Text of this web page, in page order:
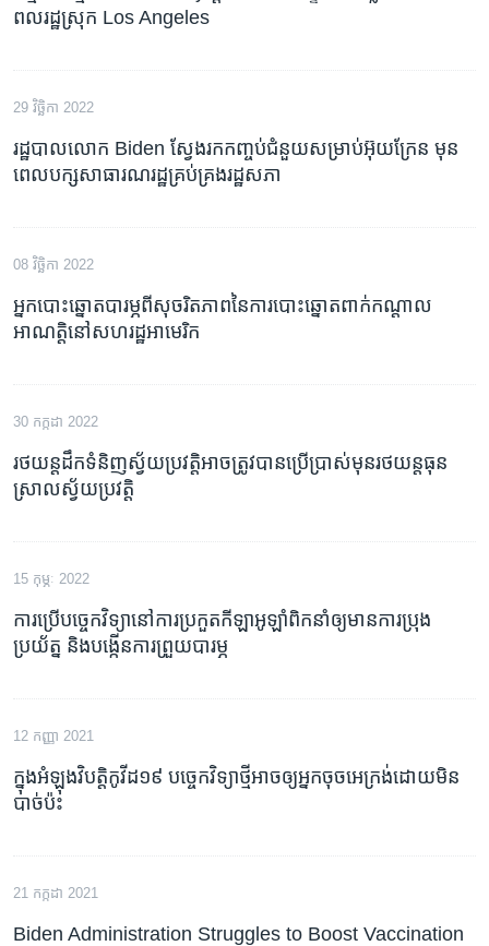
ពលរដ្ឋ​ស្រុក Los Angeles
29 វិច្ឆិកា 2022
រដ្ឋបាល​លោក Biden ស្វែង​រក​កញ្ចប់​ជំនួយ​សម្រាប់​អ៊ុយក្រែន​ មុន​
ពេល​បក្ស​សាធារណរដ្ឋ​គ្រប់គ្រងរដ្ឋ​សភា
08 វិច្ឆិកា 2022
អ្នក​បោះឆ្នោត​បារម្ភ​ពី​សុចរិតភាព​នៃ​ការ​បោះឆ្នោត​ពាក់កណ្តាល​
អាណត្តិ​នៅ​សហរដ្ឋ​អាមេរិក
30 កក្កដា 2022
រថយន្តដឹកទំនិញ​ស្វ័យប្រវត្តិ​អាចត្រូវបានប្រើប្រាស់មុនរថយន្តធុន
ស្រាល​ស្វ័យប្រវត្តិ
15 កុម្ភៈ 2022
ការប្រើ​បច្ចេកវិទ្យា​នៅ​ការប្រកួត​កីឡា​អូឡាំពិក​នាំឲ្យ​មាន​ការប្រុង
ប្រយ័ត្ន និង​បង្កើន​ការព្រួយ​បារម្ភ
12 កញ្ញា 2021
ក្នុង​អំឡុង​វិបត្តិ​កូវីដ១៩ បច្ចេកវិទ្យា​ថ្មី​អាច​ឲ្យ​អ្នក​ចុច​អេក្រង់​ដោយ​មិន​
បាច់​ប៉ះ
21 កក្កដា 2021
Biden Administration Struggles to Boost Vaccination